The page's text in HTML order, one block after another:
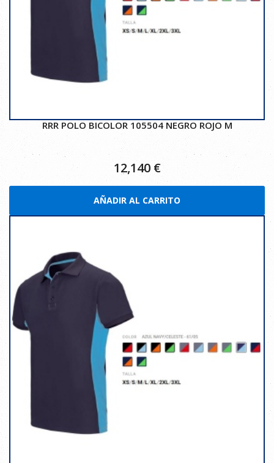
RRR POLO BICOLOR 105504 NEGRO ROJO M
12,140 €
AÑADIR AL CARRITO